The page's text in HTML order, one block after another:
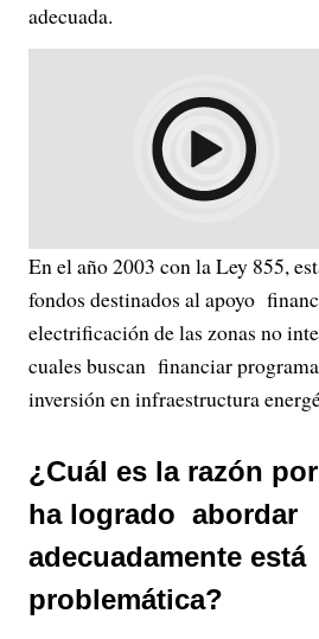
adecuada.
En el año 2003 con la Ley 855,
fondos destinados al apoyo
electrificación de las zonas no
cuales buscan financiar
inversión en infraestructura
¿Cuál es la razón
ha logrado abordar
adecuadamente está
problemática?